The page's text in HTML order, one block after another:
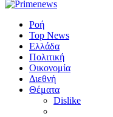
Ροή
Top News
Ελλάδα
Πολιτική
Οικονομία
Διεθνή
Θέματα
Dislike